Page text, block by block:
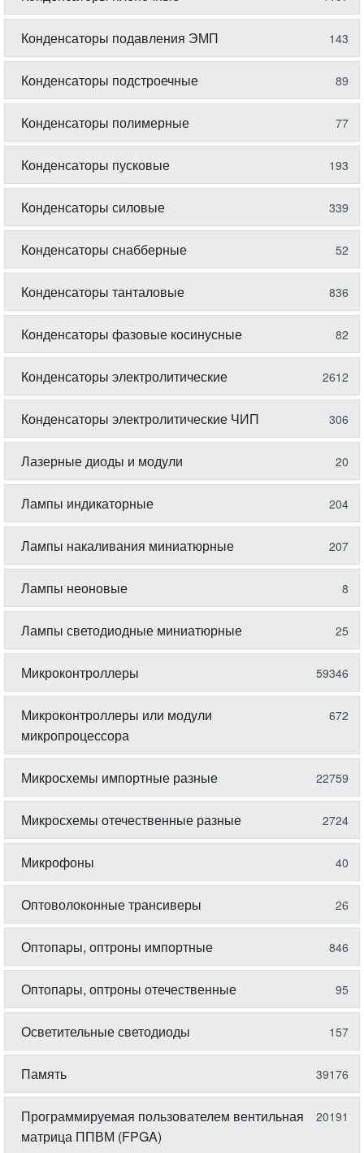
Конденсаторы подавления ЭМП 143
Конденсаторы подстроечные 89
Конденсаторы полимерные 77
Конденсаторы пусковые 193
Конденсаторы силовые 339
Конденсаторы снабберные 52
Конденсаторы танталовые 836
Конденсаторы фазовые косинусные 82
Конденсаторы электролитические 2612
Конденсаторы электролитические ЧИП 306
Лазерные диоды и модули 20
Лампы индикаторные 204
Лампы накаливания миниатюрные 207
Лампы неоновые 8
Лампы светодиодные миниатюрные 25
Микроконтроллеры 59346
Микроконтроллеры или модули
микропроцессора
672
Микросхемы импортные разные 22759
Микросхемы отечественные разные 2724
Микрофоны 40
Оптоволоконные трансиверы 26
Оптопары, оптроны импортные 846
Оптопары, оптроны отечественные 95
Осветительные светодиоды 157
Память 39176
Программируемая пользователем вентильная
матрица ППВМ (FPGA)
20191